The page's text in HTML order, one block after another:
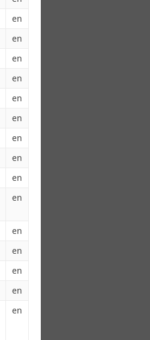
en
en
en
en
en
en
en
en
en
en
en
en
en
en
en